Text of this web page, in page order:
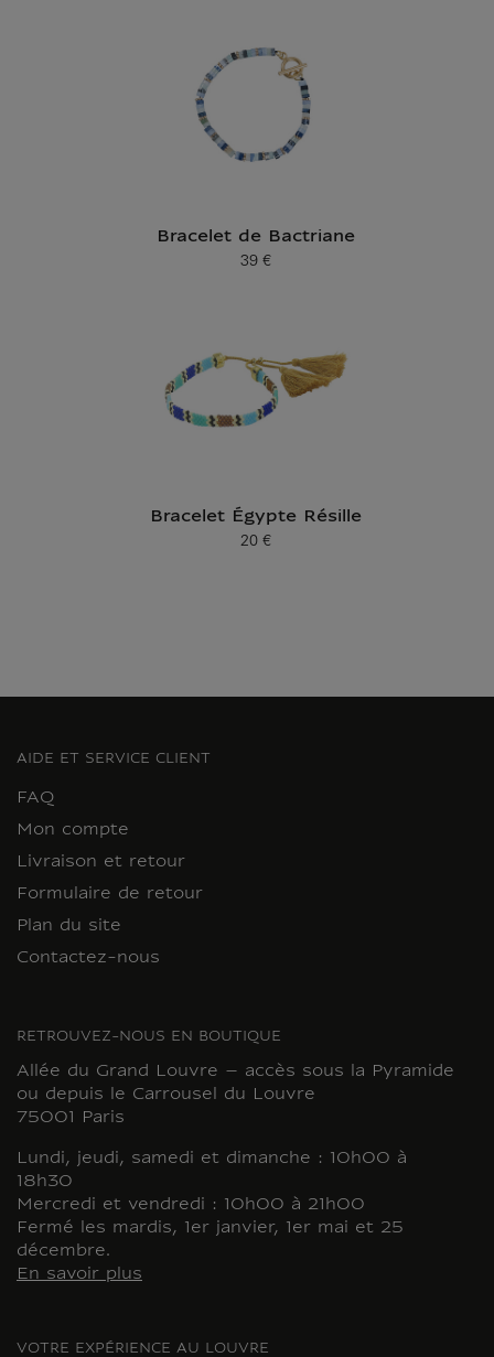
Bracelet de Bactriane
Prix ​​actuel
39 €
Bracelet Égypte Résille
Prix ​​actuel
20 €
AIDE ET SERVICE CLIENT
FAQ
Mon compte
Livraison et retour
Formulaire de retour
Plan du site
Contactez-nous
RETROUVEZ-NOUS EN BOUTIQUE
Allée du Grand Louvre – accès sous la Pyramide
ou depuis le Carrousel du Louvre
75001 Paris
Lundi, jeudi, samedi et dimanche : 10h00 à
18h30
Mercredi et vendredi : 10h00 à 21h00
Fermé les mardis, 1er janvier, 1er mai et 25
décembre.
En savoir plus
VOTRE EXPÉRIENCE AU LOUVRE